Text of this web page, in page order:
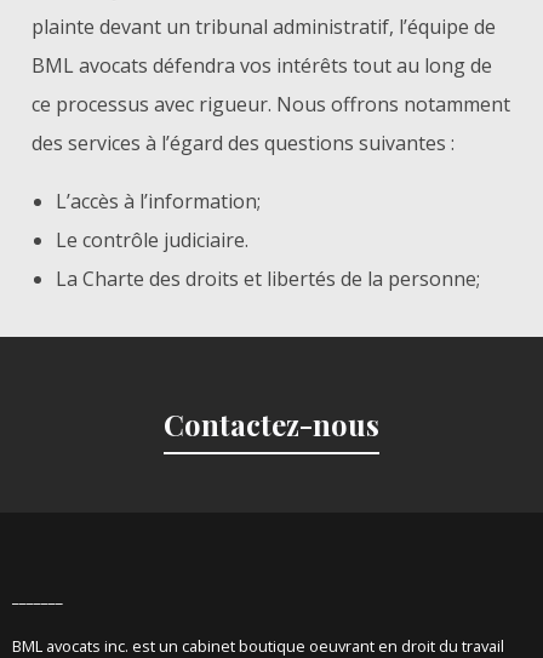
plainte devant un tribunal administratif, l’équipe de
BML avocats défendra vos intérêts tout au long de
ce processus avec rigueur. Nous offrons notamment
des services à l’égard des questions suivantes :
L’accès à l’information;
Le contrôle judiciaire.
La Charte des droits et libertés de la personne;
Contactez-nous
BML avocats inc. est un cabinet boutique oeuvrant en droit du travail